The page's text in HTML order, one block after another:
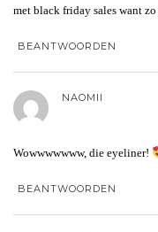
met black friday sales want
BEANTWOORDEN
NAOMII
Wowwwwwww, die eyeliner!
BEANTWOORDEN